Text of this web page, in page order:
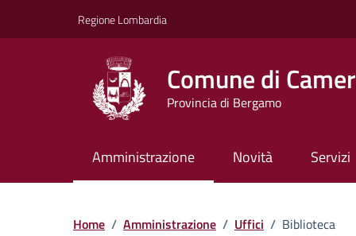
Regione Lombardia
Comune di
Provincia di Bergamo
Amministrazione Novità Servizi
Dettagli dell'ufficio
Home / Amministrazione / Uffici / Biblioteca